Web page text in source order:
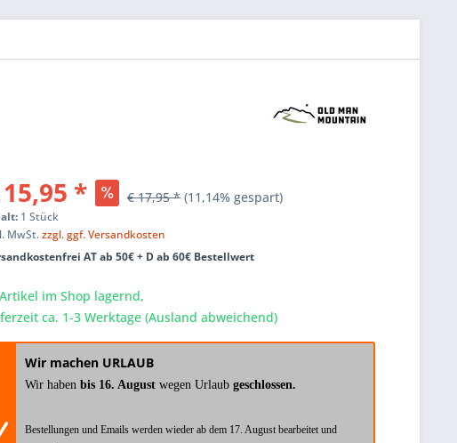
* € 17,95 * (11,14% gespart)
1 Stück
MwSt.zzgl. ggf. Versandkosten
AT ab 50€ + D ab 60€ Bestellwert
Artikel im Shop lagernd,
ca. 1-3 Werktage (Ausland abweichend)
Wir machen URLAUB
Wir habenbis 16. Augustwegen Urlaubgeschlossen.
Bestellungen und Emails werden wieder ab dem 17. August bearbeitet und